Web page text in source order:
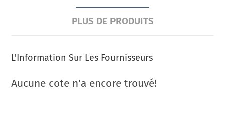
PLUS DE PRODUITS
L'Information Sur Les Fournisseurs
Aucune cote n'a encore trouvé!